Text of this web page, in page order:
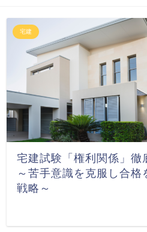
宅建
宅建試験「権利関係」徹
～苦手意識を克服し合格
戦略～